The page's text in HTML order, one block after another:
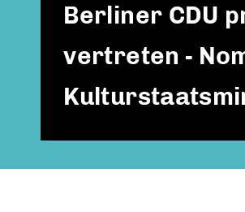
Berliner CDU
vertreten -